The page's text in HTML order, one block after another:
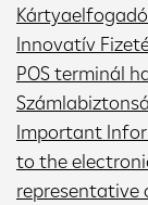
Innovatív
POS terminál
Important
to the